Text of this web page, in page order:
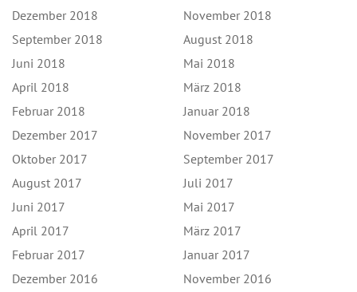
Dezember 2018
November 2018
September 2018
August 2018
Juni 2018
Mai 2018
April 2018
März 2018
Februar 2018
Januar 2018
Dezember 2017
November 2017
Oktober 2017
September 2017
August 2017
Juli 2017
Juni 2017
Mai 2017
April 2017
März 2017
Februar 2017
Januar 2017
Dezember 2016
November 2016